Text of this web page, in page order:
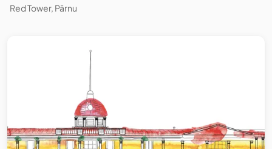
Red Tower, Pärnu